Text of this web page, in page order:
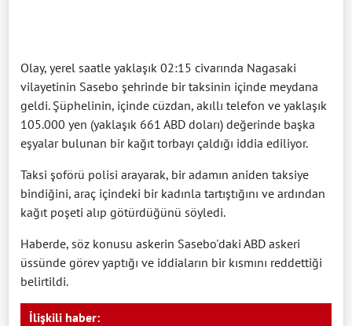
Olay, yerel saatle yaklaşık 02:15 civarında Nagasaki
vilayetinin Sasebo şehrinde bir taksinin içinde meydana
geldi. Şüphelinin, içinde cüzdan, akıllı telefon ve yaklaşık
105.000 yen (yaklaşık 661 ABD doları) değerinde başka
eşyalar bulunan bir kağıt torbayı çaldığı iddia ediliyor.
Taksi şoförü polisi arayarak, bir adamın aniden taksiye
bindiğini, araç içindeki bir kadınla tartıştığını ve ardından
kağıt poşeti alıp götürdüğünü söyledi.
Haberde, söz konusu askerin Sasebo'daki ABD askeri
üssünde görev yaptığı ve iddiaların bir kısmını reddettiği
belirtildi.
İlişkili haber: